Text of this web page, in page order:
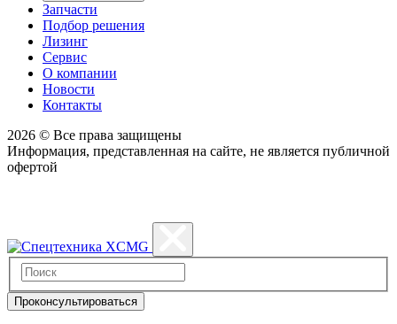
Запчасти
Подбор решения
Лизинг
Сервис
О компании
Новости
Контакты
2026 © Все права защищены
Информация, представленная на сайте, не является публичной
офертой
Проконсультироваться